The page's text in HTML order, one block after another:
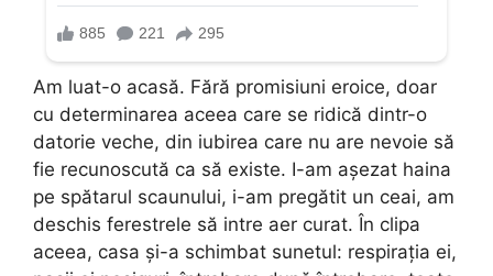
Am luat-o acasă. Fără promisiuni eroice, doar
cu determinarea aceea care se ridică dintr-o
datorie veche, din iubirea care nu are nevoie să
fie recunoscută ca să existe. I-am așezat haina
pe spătarul scaunului, i-am pregătit un ceai, am
deschis ferestrele să intre aer curat. În clipa
aceea, casa și-a schimbat sunetul: respirația ei,